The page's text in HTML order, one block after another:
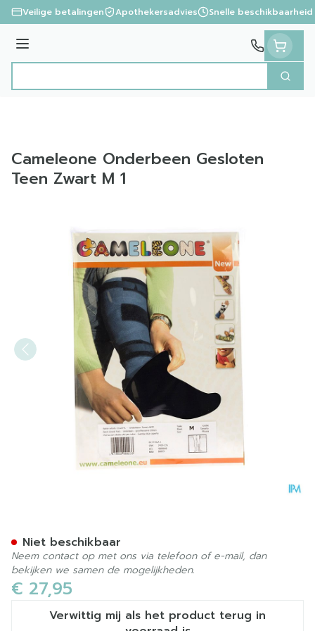
Ga naar de inhoud
Veilige betalingen Apothekersadvies Snelle beschikbaarheid
Menu
Zoek
Cameleone Onderbeen Gesloten
Teen Zwart M 1
€ 27,95
Verwittig mij als het product terug in
Niet beschikbaar
Neem contact op met ons via telefoon of e-mail, dan
bekijken we samen de mogelijkheden.